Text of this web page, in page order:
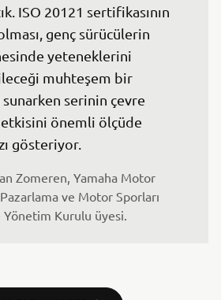
ISO 20121 sertifikasının
genç sürücülerin
yeteneklerini
muhteşem bir
serinin çevre
önemli ölçüde
gösteriyor.
Zomeren, Yamaha Motor
ve Motor Sporları
Kurulu üyesi.